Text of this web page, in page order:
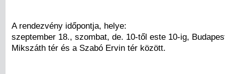
A rendezvény időpontja, helye:
szeptember 18., szombat, de. 10-től este 10-ig,
Mikszáth tér és a Szabó Ervin tér között.